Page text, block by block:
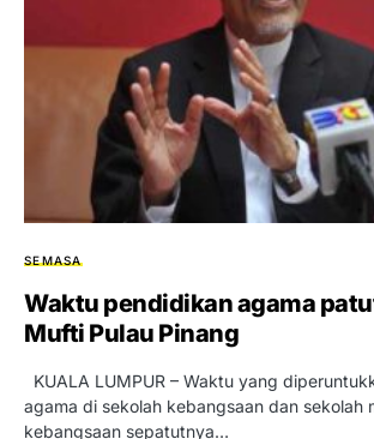
SEMASA
Waktu pendidikan agama
Mufti Pulau Pinang
KUALA LUMPUR – Waktu yang
agama di sekolah kebangsaan dan sekolah
kebangsaan sepatutnya…